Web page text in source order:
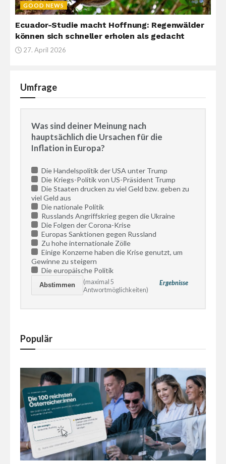
GOOD NEWS
Ecuador-Studie macht Hoffnung: Regenwälder
können sich schneller erholen als gedacht
27. April 2026
Umfrage
Was sind deiner Meinung nach
hauptsächlich die Ursachen für die
Inflation in Europa?
Die Handelspolitik der USA unter Trump
Die Kriegs-Politik von US-Präsident Trump
Die Staaten drucken zu viel Geld bzw. geben zu
viel Geld aus
Die nationale Politik
Russlands Angriffskrieg gegen die Ukraine
Die Folgen der Corona-Krise
Europas Sanktionen gegen Russland
Zu hohe internationale Zölle
Einige Konzerne haben die Krise genutzt, um
Gewinne zu steigern
Die europäische Politik
Ergebnisse
(maximal 5
Antwortmöglichkeiten)
Populär